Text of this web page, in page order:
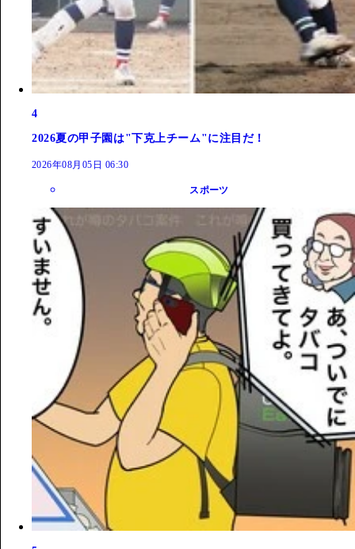
4
2026夏の甲子園は"下克上チーム"に注目だ！
2026年08月05日 06:30
スポーツ